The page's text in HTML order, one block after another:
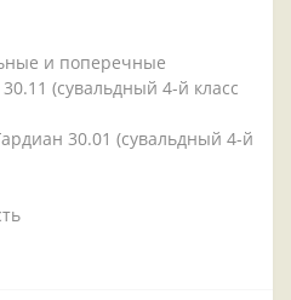
и поперечные
(сувальдный 4-й класс
30.01 (сувальдный 4-й